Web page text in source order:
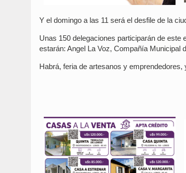
Y el domingo a las 11 será el desfile de la
Unas 150 delegaciones participarán de
estarán: Angel La Voz, Compañía Municipal
Habrá, feria de artesanos y